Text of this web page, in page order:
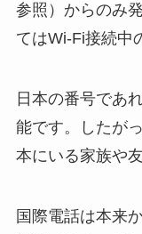
参照）からのみ
てはWi-Fi接続中
日本の番号であ
能です。したが
本にいる家族や
国際電話は本来